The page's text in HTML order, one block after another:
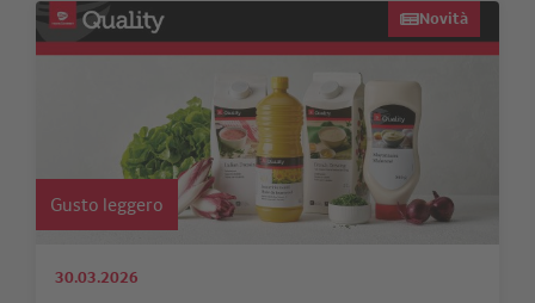
Novità
Gusto leggero
30.03.2026